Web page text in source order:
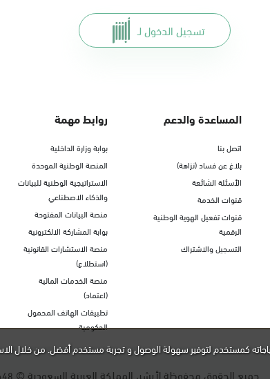
تسجيل الدخول لـ
المساعدة والدعم
اتصل بنا
بلاغ عن فساد (نزاهة)
الأسئلة الشائعة
قنوات الخدمة
قنوات تفعيل الهوية الوطنية
الرقمية
التسجيل والاشتراك
روابط مهمة
بوابة وزارة الداخلية
المنصة الوطنية الموحدة
الاستراتيجية الوطنية للبيانات
والذكاء الاصطناعي
منصة البيانات المفتوحة
بوابة المشاركة الالكترونية
منصة الاستشارات القانونية
(استطلاع)
منصة الخدمات المالية
(اعتماد)
تطبيقات الهاتف المحمول
الحكومية
جميع الحقوق محفوظة لأبشر، المملكة العربية السعودية ©
كمستخدم لتوفير سهولة الوصول و تجربة مستخدم أفضل. من خلال